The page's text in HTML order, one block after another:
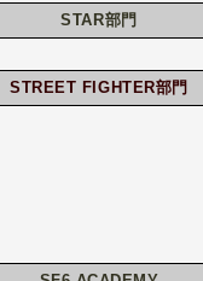
STAR部門
STREET FIGHTER部門